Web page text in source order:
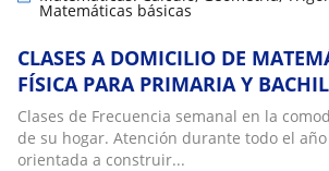
Matemáticas básicas
CLASES A DOMICILIO DE
FÍSICA PARA PRIMARIA Y
CARACAS
Clases de Frecuencia semanal en la
de su hogar. Atención durante todo el
orientada a construir...